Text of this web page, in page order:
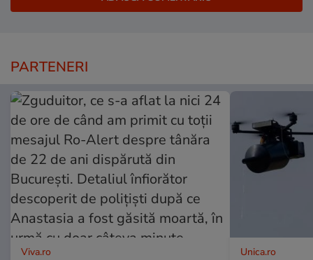
PARTENERI
Viva.ro Unica.ro